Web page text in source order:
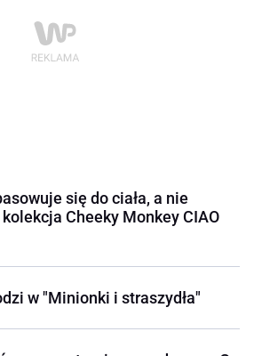
się do ciała, a nie
Cheeky Monkey CIAO
w "Minionki i straszydła"